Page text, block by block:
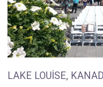
LAKE LOUISE,